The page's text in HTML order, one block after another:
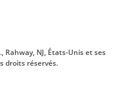
Rahway, NJ, États-Unis et ses
droits réservés.